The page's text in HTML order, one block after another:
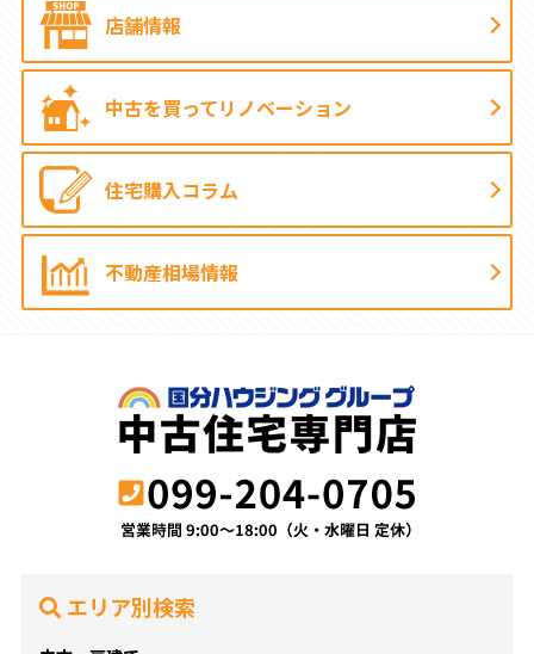
店舗情報
中古を買ってリノベーション
住宅購入コラム
不動産相場情報
エリア別検索